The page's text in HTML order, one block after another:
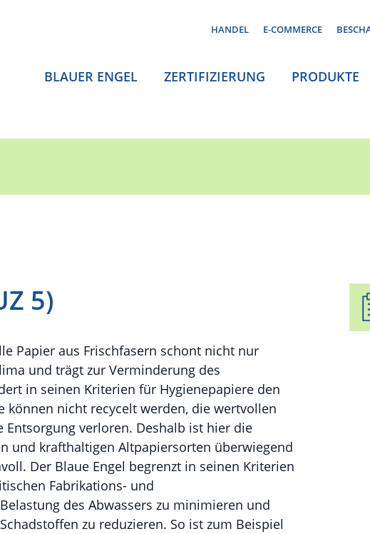
HANDEL E-COMMERCE
BLAUER ENGEL ZERTIFIZIERUNG PRODUKTE
5)
Papier aus Frischfasern schont nicht nur
und trägt zur Verminderung des
in seinen Kriterien für Hygienepapiere den
können nicht recycelt werden, die wertvollen
Entsorgung verloren. Deshalb ist hier die
und krafthaltigen Altpapiersorten überwiegend
Der Blaue Engel begrenzt in seinen Kriterien
Fabrikations- und
des Abwassers zu minimieren und
zu reduzieren. So ist zum Beispiel